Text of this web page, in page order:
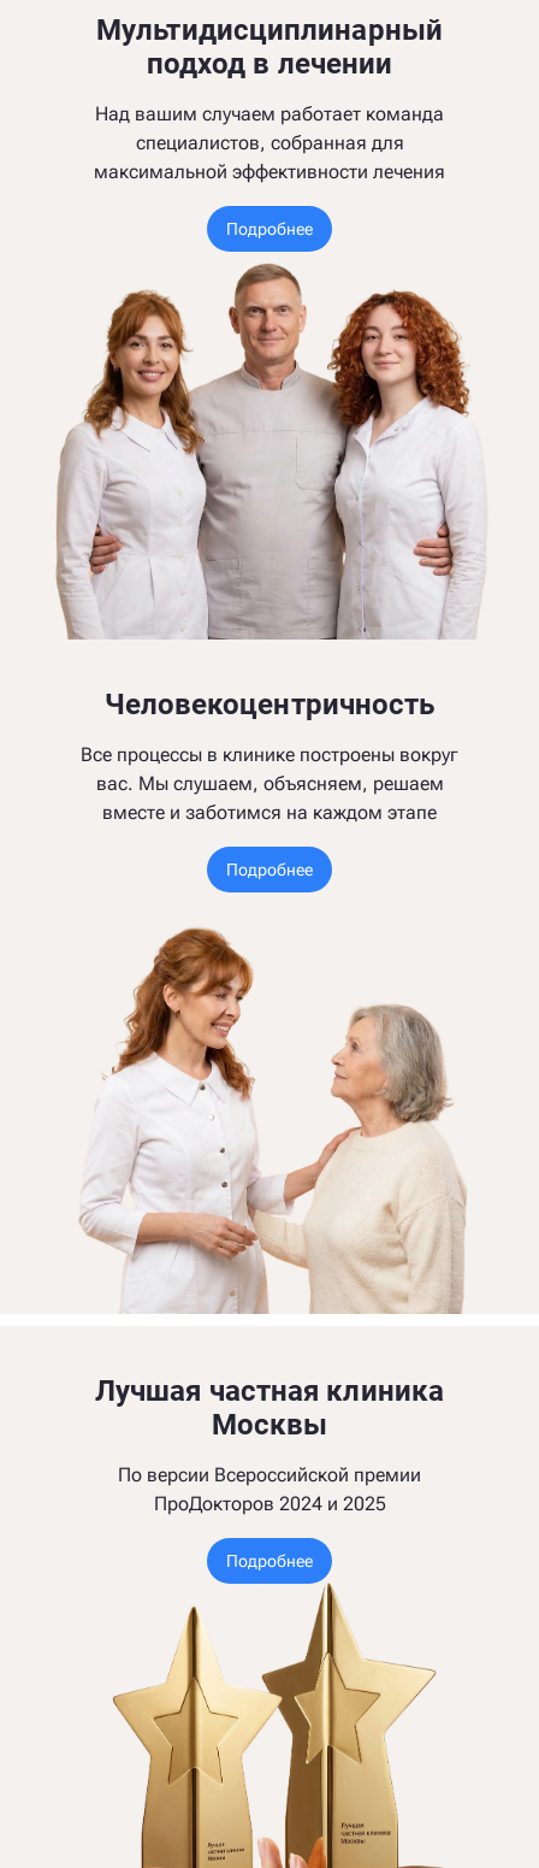
Мультидисциплинарный
подход в лечении
Над вашим случаем работает команда
специалистов, собранная для
максимальной эффективности лечения
Подробнее
Человекоцентричность
Все процессы в клинике построены вокруг
вас. Мы слушаем, объясняем, решаем
вместе и заботимся на каждом этапе
Подробнее
Лучшая частная клиника
Москвы
По версии Всероссийской премии
ПроДокторов 2024 и 2025
Подробнее